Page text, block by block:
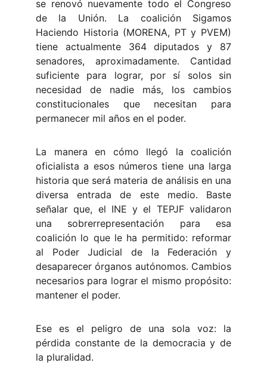
se renovó nuevamente todo el Congreso
de la Unión. La coalición Sigamos
Haciendo Historia (MORENA, PT y PVEM)
tiene actualmente 364 diputados y 87
senadores, aproximadamente. Cantidad
suficiente para lograr, por sí solos sin
necesidad de nadie más, los cambios
constitucionales que necesitan para
permanecer mil años en el poder.
La manera en cómo llegó la coalición
oficialista a esos números tiene una larga
historia que será materia de análisis en una
diversa entrada de este medio. Baste
señalar que, el INE y el TEPJF validaron
una sobrerrepresentación para esa
coalición lo que le ha permitido: reformar
al Poder Judicial de la Federación y
desaparecer órganos autónomos. Cambios
necesarios para lograr el mismo propósito:
mantener el poder.
Ese es el peligro de una sola voz: la
pérdida constante de la democracia y de
la pluralidad.